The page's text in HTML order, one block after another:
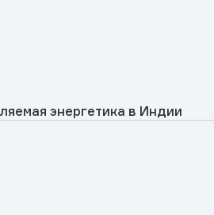
энергетика в Индии